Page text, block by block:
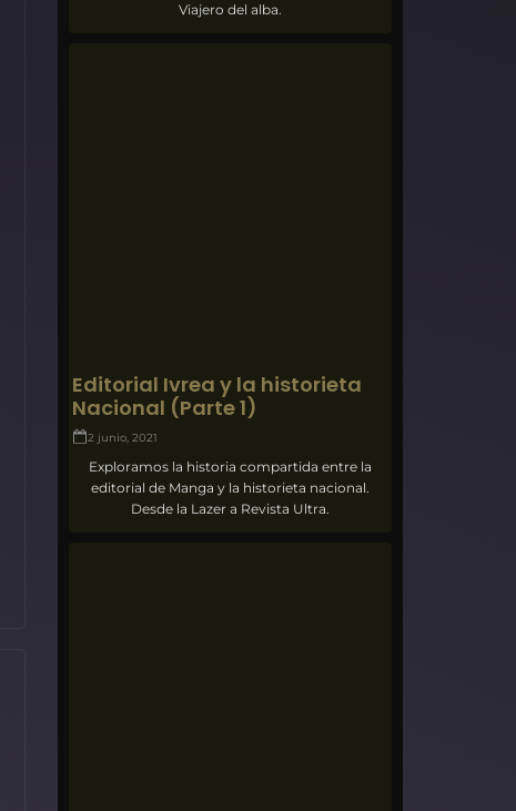
Viajero del alba.
Editorial Ivrea y la historieta
Nacional (Parte 1)
2 junio, 2021
Exploramos la historia compartida entre la
editorial de Manga y la historieta nacional.
Desde la Lazer a Revista Ultra.